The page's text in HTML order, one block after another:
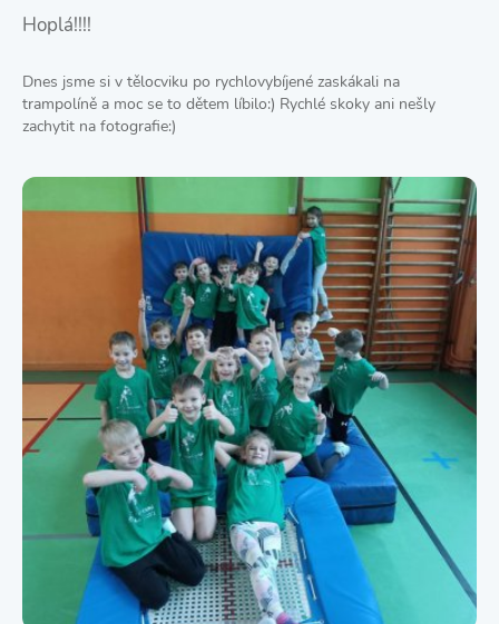
Hoplá!!!!
Dnes jsme si v tělocviku po rychlovybíjené zaskákali na
trampolíně a moc se to dětem líbilo:) Rychlé skoky ani nešly
zachytit na fotografie:)